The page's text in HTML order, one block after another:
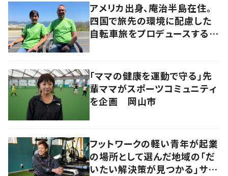
アメリカ出身、庵治半島在住。
四国で旅先の環境に配慮した
自転車旅をプロデュースする
「ママの健康を運動で守る」先
輩ママがスポーツコミュニティ
を企画 岡山市
フットワークの軽い青年が起業
の場所として選んだ地域の「だ
いたい解決策が見つかる」サイ